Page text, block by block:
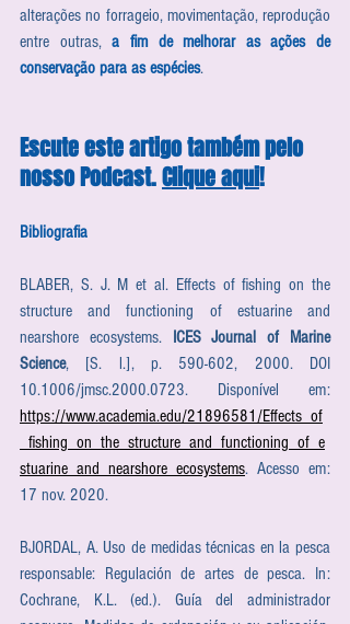
alterações no forrageio, movimentação, reprodução
entre outras, a fim de melhorar as ações de
conservação para as espécies.
Escute este artigo também pelo
nosso Podcast. Clique aqui!
Bibliografia
BLABER, S. J. M et al. Effects of fishing on the
structure and functioning of estuarine and
nearshore ecosystems. ICES Journal of Marine
Science, [S. l.], p. 590-602, 2000. DOI
https://www.academia.edu/21896581/Effects_of
_fishing_on_the_structure_and_functioning_of_e
stuarine_and_nearshore_ecosystems. Acesso em:
17 nov. 2020.
BJORDAL, A. Uso de medidas técnicas en la pesca
responsable: Regulación de artes de pesca. In:
Cochrane, K.L. (ed.). Guía del administrador